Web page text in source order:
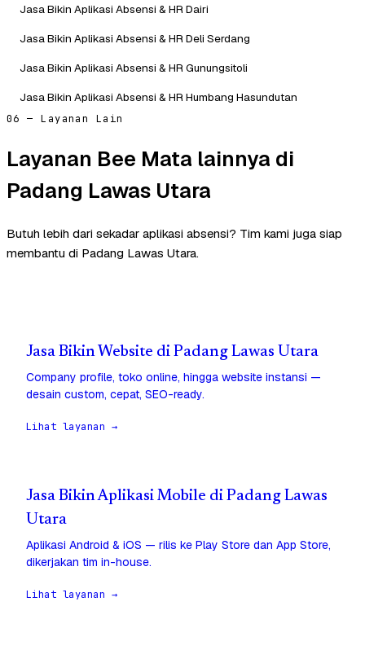
Jasa Bikin Aplikasi Absensi & HR Dairi
Jasa Bikin Aplikasi Absensi & HR Deli Serdang
Jasa Bikin Aplikasi Absensi & HR Gunungsitoli
Jasa Bikin Aplikasi Absensi & HR Humbang Hasundutan
06 — Layanan Lain
Layanan Bee Mata lainnya di
Padang Lawas Utara
Butuh lebih dari sekadar aplikasi absensi? Tim kami juga siap
membantu di Padang Lawas Utara.
Jasa Bikin Website di Padang Lawas Utara
Company profile, toko online, hingga website instansi —
desain custom, cepat, SEO-ready.
Lihat layanan →
Jasa Bikin Aplikasi Mobile di Padang Lawas
Utara
Aplikasi Android & iOS — rilis ke Play Store dan App Store,
dikerjakan tim in-house.
Lihat layanan →